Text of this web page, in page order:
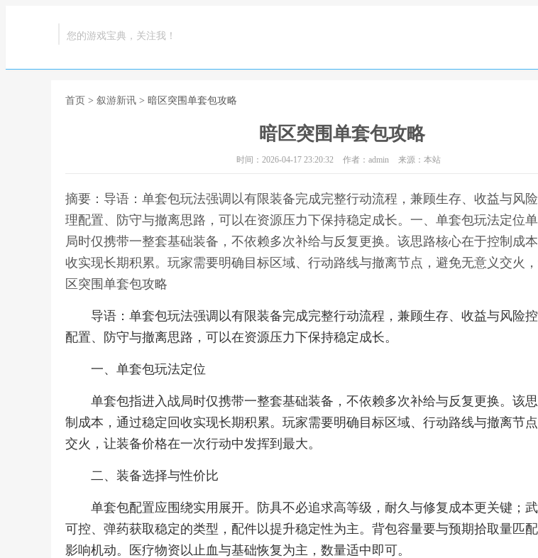
您的游戏宝典，关注我！
首页 > 叙游新讯 > 暗区突围单套包攻略
暗区突围单套包攻略
时间：2026-04-17 23:20:32 作者：admin 来源：本站
摘要：导语：单套包玩法强调以有限装备完成完整行动流程，兼顾生存、收益与风
理配置、防守与撤离思路，可以在资源压力下保持稳定成长。一、单套包玩法定位
局时仅携带一整套基础装备，不依赖多次补给与反复更换。该思路核心在于控制成
收实现长期积累。玩家需要明确目标区域、行动路线与撤离节点，避免无意义交火
区突围单套包攻略
导语：单套包玩法强调以有限装备完成完整行动流程，兼顾生存、收益与风险
配置、防守与撤离思路，可以在资源压力下保持稳定成长。
一、单套包玩法定位
单套包指进入战局时仅携带一整套基础装备，不依赖多次补给与反复更换。该
制成本，通过稳定回收实现长期积累。玩家需要明确目标区域、行动路线与撤离节
交火，让装备价格在一次行动中发挥到最大。
二、装备选择与性价比
单套包配置应围绕实用展开。防具不必追求高等级，耐久与修复成本更关键；
可控、弹药获取稳定的类型，配件以提升稳定性为主。背包容量要与预期拾取量匹
影响机动。医疗物资以止血与基础恢复为主，数量适中即可。